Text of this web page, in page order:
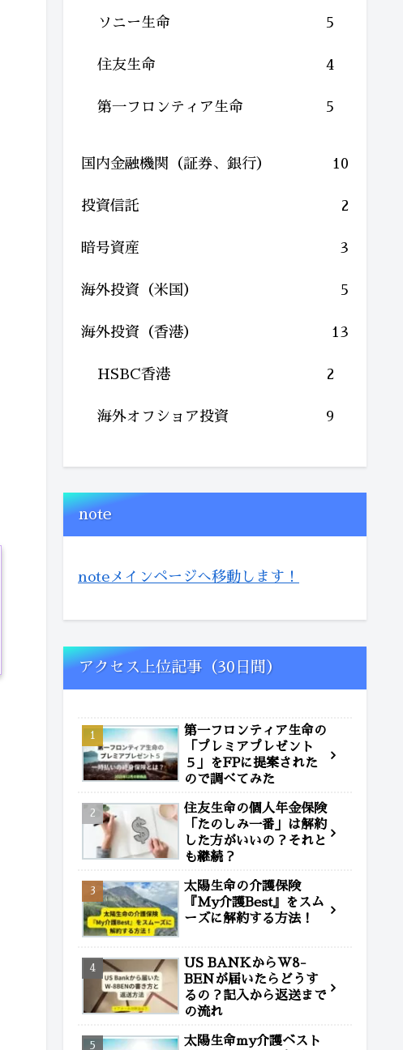
ソニー生命 5
住友生命 4
第一フロンティア生命 5
国内金融機関（証券、銀行） 10
投資信託 2
暗号資産 3
海外投資（米国） 5
海外投資（香港） 13
HSBC香港 2
海外オフショア投資 9
note
noteメインページへ移動します！
アクセス上位記事（30日間）
第一フロンティア生命の
「プレミアプレゼント
５」をFPに提案された
ので調べてみた
住友生命の個人年金保険
「たのしみ一番」は解約
した方がいいの？それと
も継続？
太陽生命の介護保険
『My介護Best』をスム
ーズに解約する方法！
US BANKからW8-
BENが届いたらどうす
るの？記入から返送まで
の流れ
太陽生命my介護ベスト